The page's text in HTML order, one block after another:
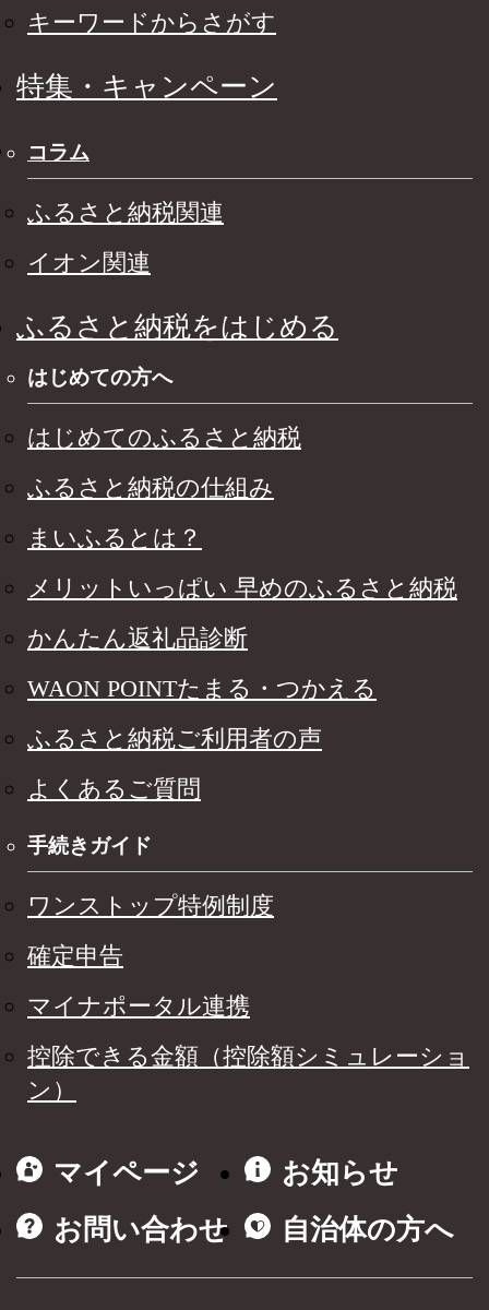
キーワードからさがす
特集・キャンペーン
コラム
ふるさと納税関連
イオン関連
ふるさと納税をはじめる
はじめての方へ
はじめてのふるさと納税
ふるさと納税の仕組み
まいふるとは？
メリットいっぱい 早めのふるさと納税
かんたん返礼品診断
WAON POINTたまる・つかえる
ふるさと納税ご利用者の声
よくあるご質問
手続きガイド
ワンストップ特例制度
確定申告
マイナポータル連携
控除できる金額（控除額シミュレーショ
ン）
マイページ
お知らせ
お問い合わせ
自治体の方へ